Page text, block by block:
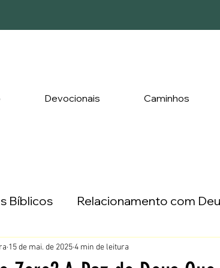
Devocionais Caminhos
Bíblicos Relacionamento com
a Três Lançamentos
15 de mai. de 20254 min de leitura